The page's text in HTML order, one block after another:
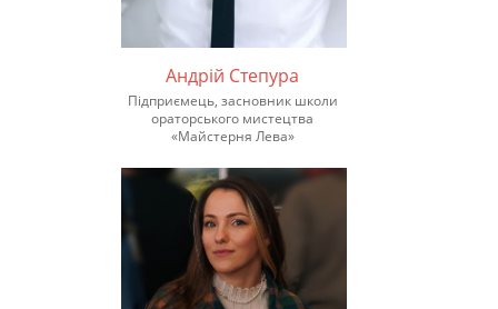
Андрій Степура
Підприємець, засновник школи
ораторського мистецтва
«Майстерня Лева»